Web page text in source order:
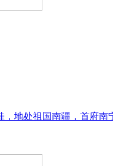
，地处祖国南疆，首府